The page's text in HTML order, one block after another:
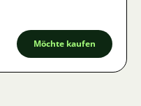
Möchte kaufen